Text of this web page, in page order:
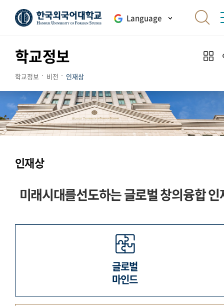
Language
학교정보
학교정보 비전 인재상
인재상
미래시대를선도하는 글로벌 창의융합 인
글로벌
마인드